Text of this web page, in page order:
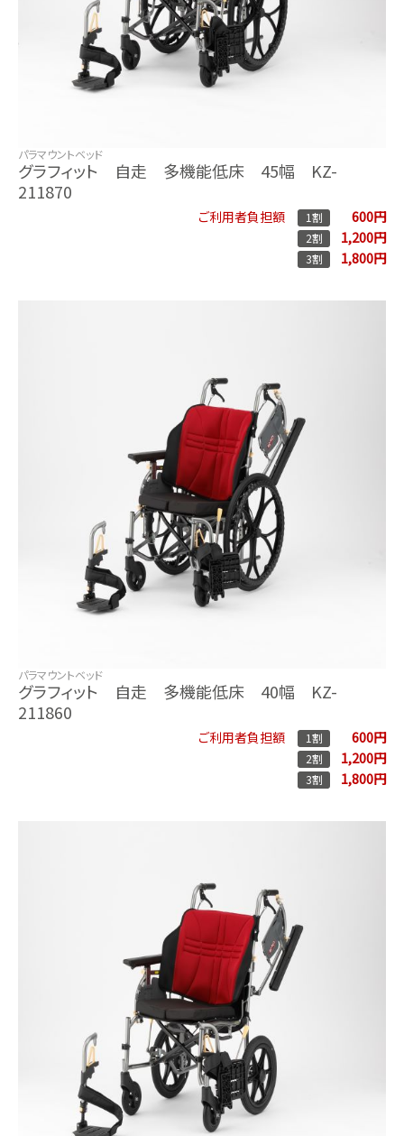
パラマウントベッド
グラフィット 自走 多機能低床 45幅 KZ-
211870
ご利用者負担額 1割 600円
2割 1,200円
3割 1,800円
パラマウントベッド
グラフィット 自走 多機能低床 40幅 KZ-
211860
ご利用者負担額 1割 600円
2割 1,200円
3割 1,800円